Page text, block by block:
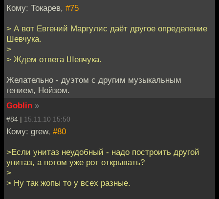
Кому: Токарев, #75
> А вот Евгений Маргулис даёт другое определение
Шевчука.
>
> Ждем ответа Шевчука.
Желательно - дуэтом с другим музыкальным
гением, Нойзом.
Goblin »
#84 | 15.11.10 15:50
Кому: grew, #80
>Если унитаз неудобный - надо построить другой
унитаз, а потом уже рот открывать?
>
> Ну так жопы то у всех разные.